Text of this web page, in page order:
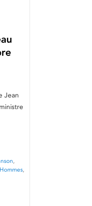
Jean
,
,